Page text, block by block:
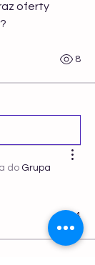
oferty
8
do Grupa
4